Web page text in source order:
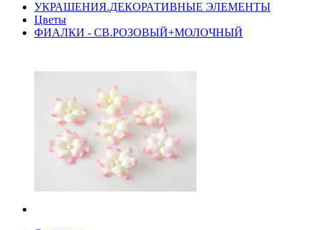
УКРАШЕНИЯ.ДЕКОРАТИВНЫЕ ЭЛЕМЕНТЫ
Цветы
ФИАЛКИ - СВ.РОЗОВЫЙ+МОЛОЧНЫЙ